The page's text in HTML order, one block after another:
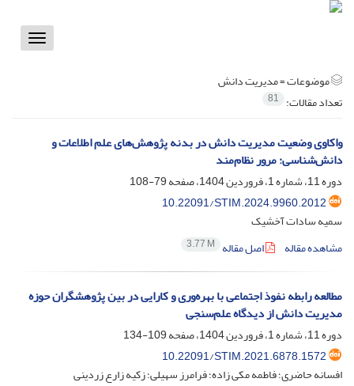
Toggle
موضوعات =مدیریت دانش
تعداد مقالات: 81
واکاوی وضعیت مدیریت دانش در بدنه پژوهش‌های علم اطلاعات و
دانش‌شناسی: مرور نظام‌مند
دوره 11، شماره 1، فروردین 1404، صفحه
79-108
10.22091/STIM.2024.9960.2012
سمیه سادات آخشیک
مشاهده مقاله
اصل مقاله 3.77 M
مطالعه رابطه نفوذ اجتماعی با بهره‌وری و کارایی در بین پژوهشگران حوزه
مدیریت دانش از دیدگاه علم‌سنجی
دوره 11، شماره 1، فروردین 1404، صفحه
109-134
10.22091/STIM.2021.6878.1572
افسانه حاضری؛ فاطمه مکی زاده؛ فرامرز سهیلی؛ زکیه زارع زردینی